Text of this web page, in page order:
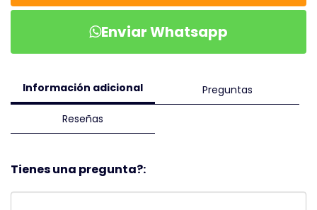
Enviar Whatsapp
Información adicional Preguntas
Reseñas
Tienes una pregunta?: